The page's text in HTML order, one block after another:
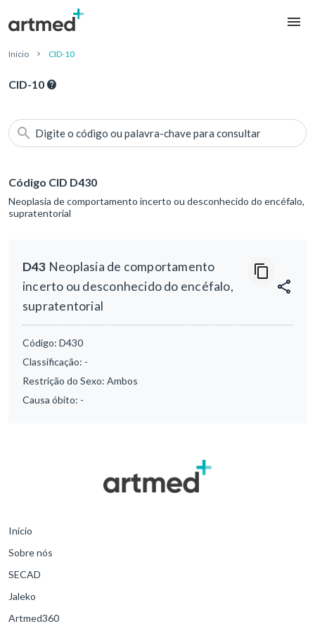
Início CID-10
CID-10
Digite o código ou palavra-chave para consultar
Código CID D430
Neoplasia de comportamento incerto ou desconhecido do encéfalo,
supratentorial
D43 Neoplasia de comportamento
incerto ou desconhecido do encéfalo,
supratentorial
Código: D430
Classificação: -
Restrição do Sexo: Ambos
Causa óbito: -
Início
Sobre nós
SECAD
Jaleko
Artmed360